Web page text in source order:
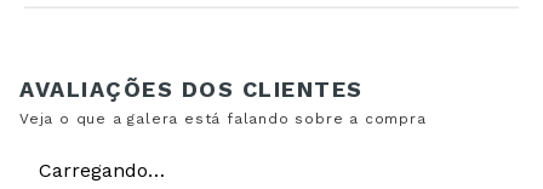
Carregando…